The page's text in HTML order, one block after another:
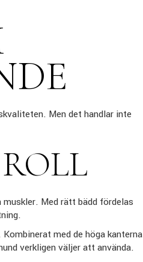
Men det handlar inte
Med rätt bädd fördelas
med de höga kanterna
verkligen väljer att använda.